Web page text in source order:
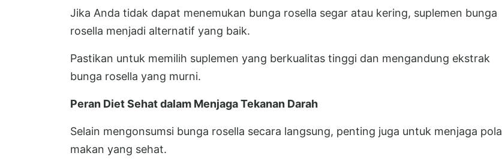
Jika Anda tidak dapat menemukan bunga rosella segar atau kering, suplemen bunga
rosella menjadi alternatif yang baik.
Pastikan untuk memilih suplemen yang berkualitas tinggi dan mengandung ekstrak
bunga rosella yang murni.
Peran Diet Sehat dalam Menjaga Tekanan Darah
Selain mengonsumsi bunga rosella secara langsung, penting juga untuk menjaga pola
makan yang sehat.